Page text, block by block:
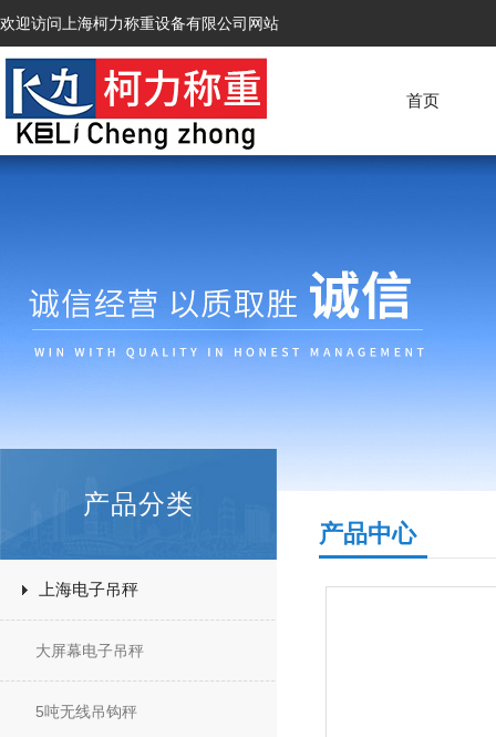
欢迎访问上海柯力称重设备有限公司网站
首页
产品分类
上海电子吊秤
大屏幕电子吊秤
5吨无线吊钩秤
产品中心